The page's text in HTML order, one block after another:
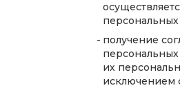
получение
их
исключением